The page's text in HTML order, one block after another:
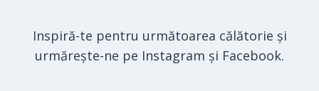
Inspiră-te pentru următoarea călătorie și
urmărește-ne pe Instagram și Facebook.